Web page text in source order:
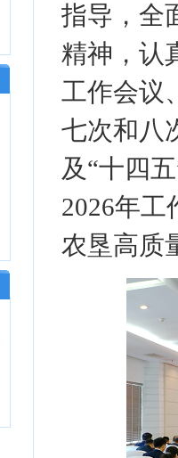
指导，全
精神，认
工作会议
七次和八
及“十四
2026年工
农垦高质